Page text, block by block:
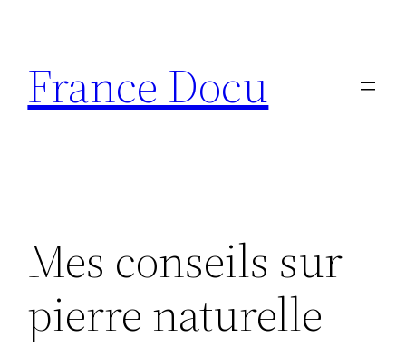
contenu
France Docu
Mes conseils sur
pierre naturelle